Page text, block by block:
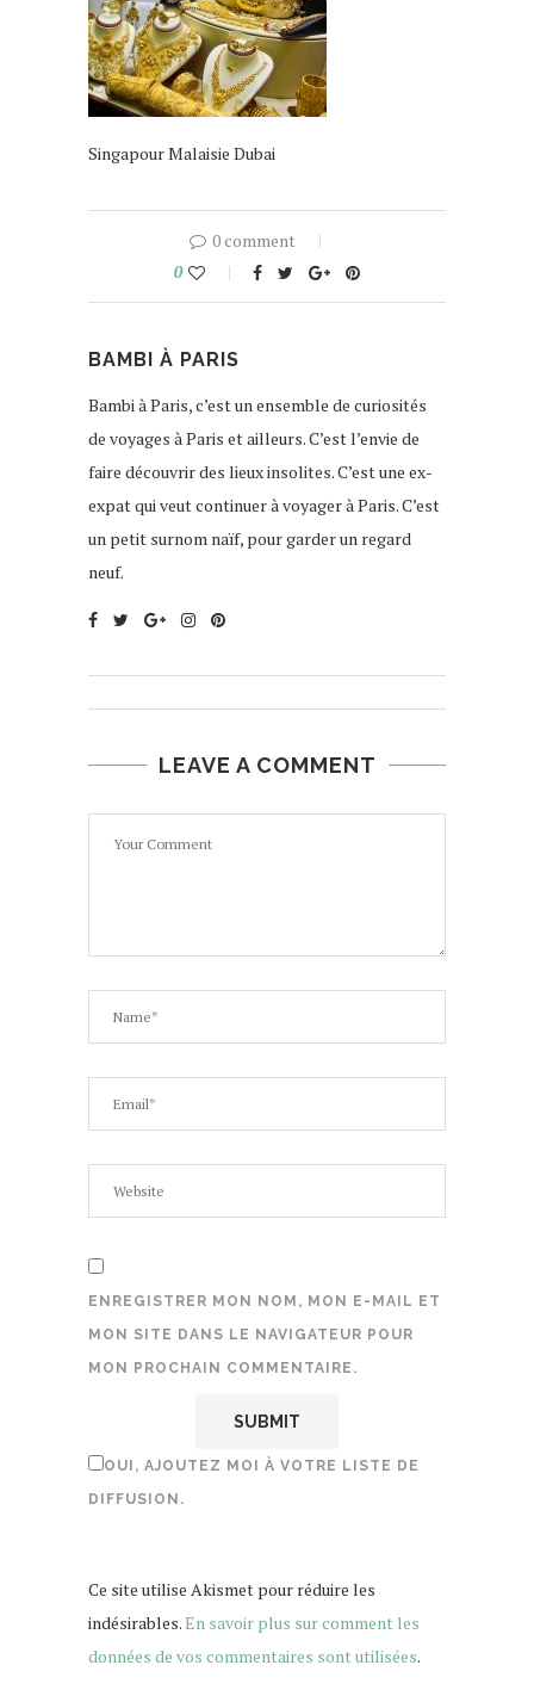
Singapour Malaisie Dubai
0 comment
0
BAMBI À PARIS
Bambi à Paris, c’est un ensemble de curiosités
de voyages à Paris et ailleurs. C’est l’envie de
faire découvrir des lieux insolites. C’est une ex-
expat qui veut continuer à voyager à Paris. C’est
un petit surnom naïf, pour garder un regard
neuf.
LEAVE A COMMENT
ENREGISTRER MON NOM, MON E-MAIL ET
MON SITE DANS LE NAVIGATEUR POUR
MON PROCHAIN COMMENTAIRE.
OUI, AJOUTEZ MOI À VOTRE LISTE DE
DIFFUSION.
Ce site utilise Akismet pour réduire les
indésirables.En savoir plus sur comment les
données de vos commentaires sont utilisées.